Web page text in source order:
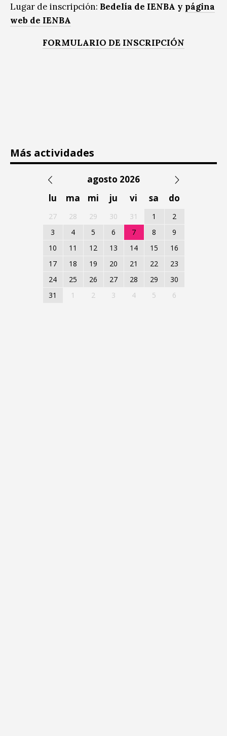
Lugar de inscripción: Bedelía de IENBA y página
web de IENBA
FORMULARIO DE INSCRIPCIÓN
Más actividades
agosto 2026
lu
ma mi ju vi sa do
27 28 29 30 31 1
2
3
4 5 6 7 8
9
10
11 12 13 14 15
16
17
18 19 20 21 22
23
24
25 26 27 28 29
30
31
1 2 3 4 5 6